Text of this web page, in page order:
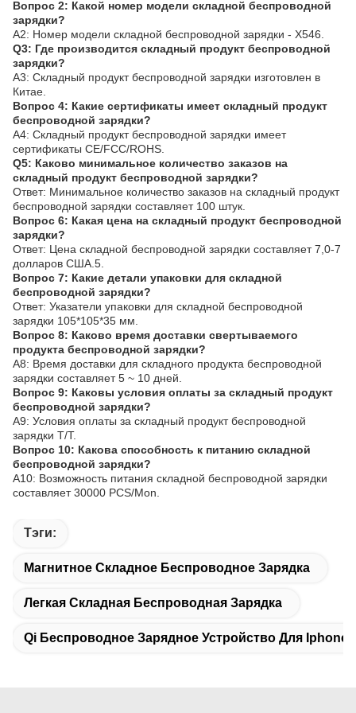
Вопрос 2: Какой номер модели складной беспроводной
зарядки?
A2: Номер модели складной беспроводной зарядки - X546.
Q3: Где производится складный продукт беспроводной
зарядки?
A3: Складный продукт беспроводной зарядки изготовлен в
Китае.
Вопрос 4: Какие сертификаты имеет складный продукт
беспроводной зарядки?
A4: Складный продукт беспроводной зарядки имеет
сертификаты CE/FCC/ROHS.
Q5: Каково минимальное количество заказов на
складный продукт беспроводной зарядки?
Ответ: Минимальное количество заказов на складный продукт
беспроводной зарядки составляет 100 штук.
Вопрос 6: Какая цена на складный продукт беспроводной
зарядки?
Ответ: Цена складной беспроводной зарядки составляет 7,0-7
долларов США.5.
Вопрос 7: Какие детали упаковки для складной
беспроводной зарядки?
Ответ: Указатели упаковки для складной беспроводной
зарядки 105*105*35 мм.
Вопрос 8: Каково время доставки свертываемого
продукта беспроводной зарядки?
A8: Время доставки для складного продукта беспроводной
зарядки составляет 5 ~ 10 дней.
Вопрос 9: Каковы условия оплаты за складный продукт
беспроводной зарядки?
A9: Условия оплаты за складный продукт беспроводной
зарядки T/T.
Вопрос 10: Какова способность к питанию складной
беспроводной зарядки?
A10: Возможность питания складной беспроводной зарядки
составляет 30000 PCS/Mon.
Тэги:
Магнитное Складное Беспроводное Зарядка
Легкая Складная Беспроводная Зарядка
Qi Беспроводное Зарядное Устройство Для Iphone